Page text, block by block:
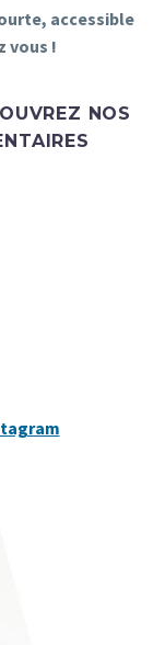
accessible
vous !
NOS